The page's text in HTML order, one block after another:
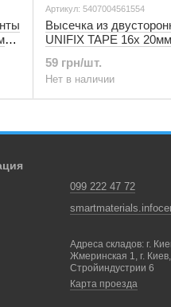
Артикул: 5407004561554
Высечка из
UNIFIX TAPE 16х
59 грн/шт.
Нет в наличии
099 222 47 72
Адреса складов: г.
Жмеринская 1, г.
Стройиндустрии 6
Карта проезда